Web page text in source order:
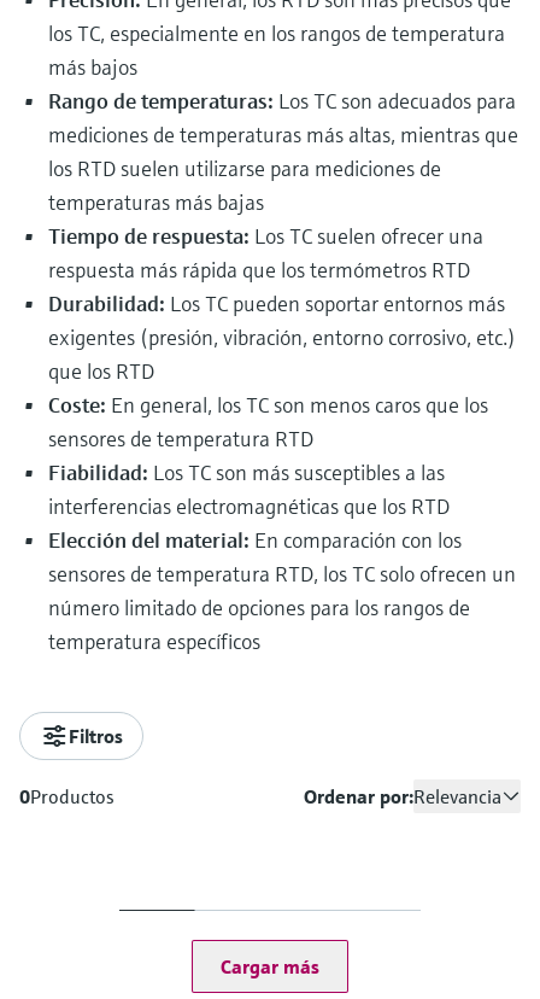
los TC, especialmente en los rangos de temperatura
más bajos
Rango de temperaturas: Los TC son adecuados para
mediciones de temperaturas más altas, mientras que
los RTD suelen utilizarse para mediciones de
temperaturas más bajas
Tiempo de respuesta: Los TC suelen ofrecer una
respuesta más rápida que los termómetros RTD
Durabilidad: Los TC pueden soportar entornos más
exigentes (presión, vibración, entorno corrosivo, etc.)
que los RTD
Coste: En general, los TC son menos caros que los
sensores de temperatura RTD
Fiabilidad: Los TC son más susceptibles a las
interferencias electromagnéticas que los RTD
Elección del material: En comparación con los
sensores de temperatura RTD, los TC solo ofrecen un
número limitado de opciones para los rangos de
temperatura específicos
Filtros
0Productos Ordenar por:Relevancia
Cargar más